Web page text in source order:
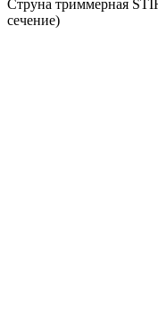
Струна триммерная
сечение)